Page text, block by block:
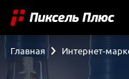
Главная Интернет-